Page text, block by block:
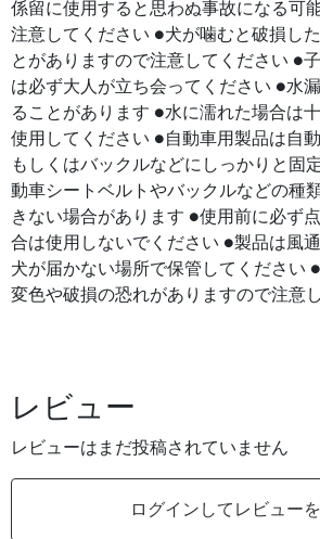
係留に使用すると思わぬ事故になる可
注意してください ●犬が噛むと破損し
とがありますので注意してください ●
は必ず大人が立ち会ってください ●水
ることがあります ●水に濡れた場合は
使用してください ●自動車用製品は自
もしくはバックルなどにしっかりと固
動車シートベルトやバックルなどの種
きない場合があります ●使用前に必ず
合は使用しないでください ●製品は風
犬が届かない場所で保管してください
変色や破損の恐れがありますので注意
レビュー
レビューはまだ投稿されていません
ログインしてレビュー